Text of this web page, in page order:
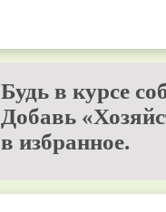
Будь в курсе
Добавь
в избранное.